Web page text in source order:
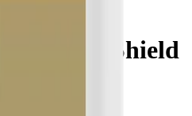
воск Shield